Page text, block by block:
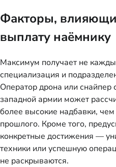
Факторы,
выплату наёмнику
Максимум получает не
специализация и
Оператор дрона или
западной армии может
более высокие надбавки,
прошлого. Кроме того,
конкретные достижения —
техники или успешную
не раскрываются.